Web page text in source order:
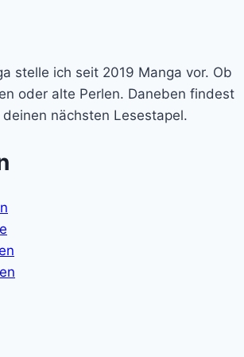
stelle ich seit 2019 Manga vor. Ob
oder alte Perlen. Daneben findest
nächsten Lesestapel.